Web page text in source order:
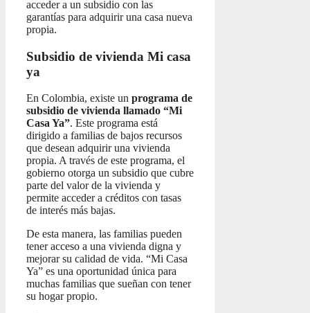
acceder a un subsidio con las
garantías para adquirir una casa nueva
propia.
Subsidio de vivienda Mi casa
ya
En Colombia, existe un programa de
subsidio de vivienda llamado “Mi
Casa Ya”. Este programa está
dirigido a familias de bajos recursos
que desean adquirir una vivienda
propia. A través de este programa, el
gobierno otorga un subsidio que cubre
parte del valor de la vivienda y
permite acceder a créditos con tasas
de interés más bajas.
De esta manera, las familias pueden
tener acceso a una vivienda digna y
mejorar su calidad de vida. “Mi Casa
Ya” es una oportunidad única para
muchas familias que sueñan con tener
su hogar propio.